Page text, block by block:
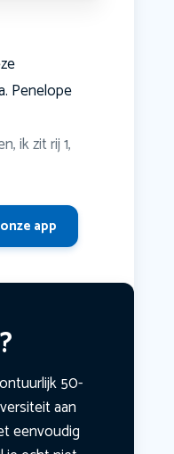
Penelope
ik zit rij 1,
app
50-
aan
eenvoudig